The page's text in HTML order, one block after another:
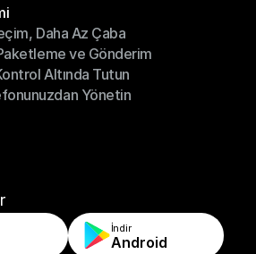
Daha Az Çaba
Daha Az Çaba
ve Gönderim
ve Gönderim
Altında Tutun
Altında Tutun
Yönetin
İndir
Android